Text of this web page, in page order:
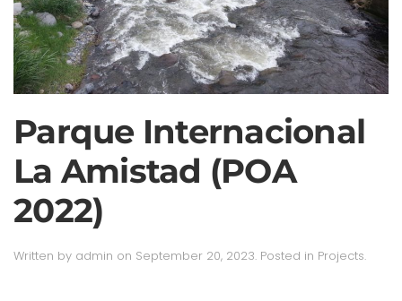
Parque Internacional
La Amistad (POA
2022)
Written by admin on September 20, 2023. Posted in Projects.